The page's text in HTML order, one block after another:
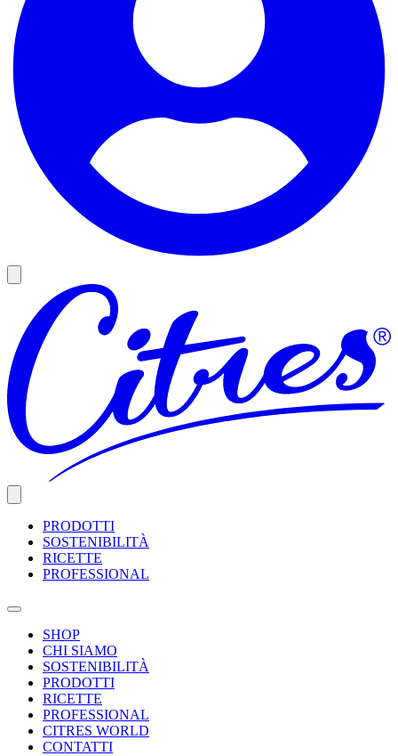
PRODOTTI
SOSTENIBILITÀ
RICETTE
PROFESSIONAL
SHOP
CHI SIAMO
SOSTENIBILITÀ
PRODOTTI
RICETTE
PROFESSIONAL
CITRES WORLD
CONTATTI